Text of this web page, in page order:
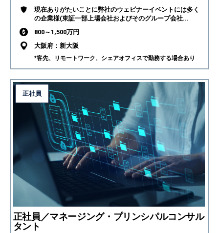
現在ありがたいことに弊社のウェビナーイベントには多く
の企業様(東証一部上場会社およびそのグループ会社...
800～1,500万円
大阪府：新大阪
*客先、リモートワーク、シェアオフィスで勤務する場合あり
正社員／マネージング・プリンシパルコンサル
タント
正社員